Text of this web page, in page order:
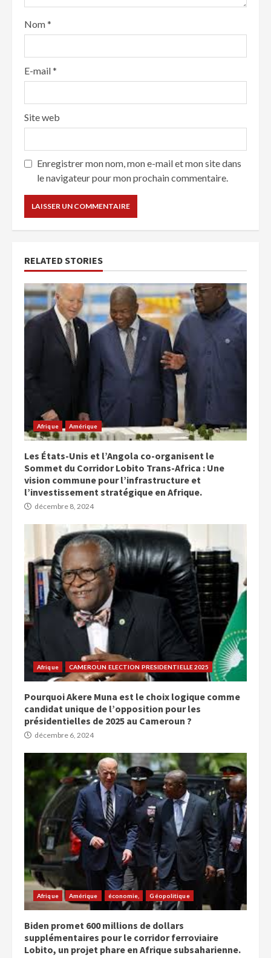
Nom*
E-mail*
Site web
Enregistrer mon nom, mon e-mail et mon site dans
le navigateur pour mon prochain commentaire.
RELATED STORIES
Afrique Amérique
Les États-Unis et l’Angola co-organisent le
Sommet du Corridor Lobito Trans-Africa : Une
vision commune pour l’infrastructure et
l’investissement stratégique en Afrique.
décembre 8, 2024
Afrique CAMEROUN ELECTION PRESIDENTIELLE 2025
Pourquoi Akere Muna est le choix logique comme
candidat unique de l’opposition pour les
présidentielles de 2025 au Cameroun ?
décembre 6, 2024
Afrique Amérique économie, Géopolitique
Biden promet 600 millions de dollars
supplémentaires pour le corridor ferroviaire
Lobito, un projet phare en Afrique subsaharienne.